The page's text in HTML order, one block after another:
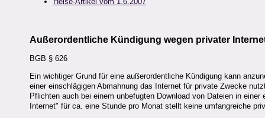
Außerordentliche Kündigung wegen privater
BGB § 626
Ein wichtiger Grund für eine außerordentliche Kündigung kann
einer einschlägigen Abmahnung das Internet für private Zwecke
Pflichten auch bei einem unbefugten Download von Dateien in
Internet" für ca. eine Stunde pro Monat stellt keine umfangreiche